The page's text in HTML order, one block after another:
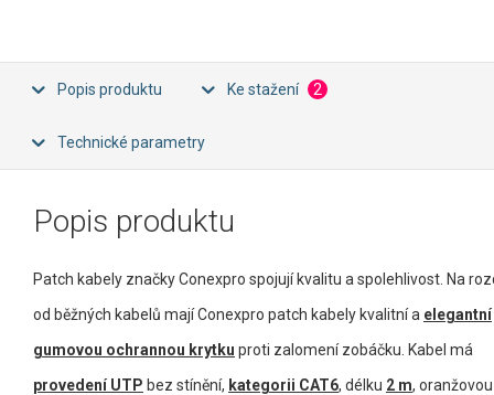
Popis produktu Ke stažení 2
Technické parametry
Popis produktu
Patch kabely značky Conexpro spojují kvalitu a spolehlivost. Na
od běžných kabelů mají Conexpro patch kabely kvalitní a elegantní
gumovou ochrannou krytku proti zalomení zobáčku. Kabel má
provedení UTP bez stínění, kategorii CAT6, délku 2 m, oranžovou